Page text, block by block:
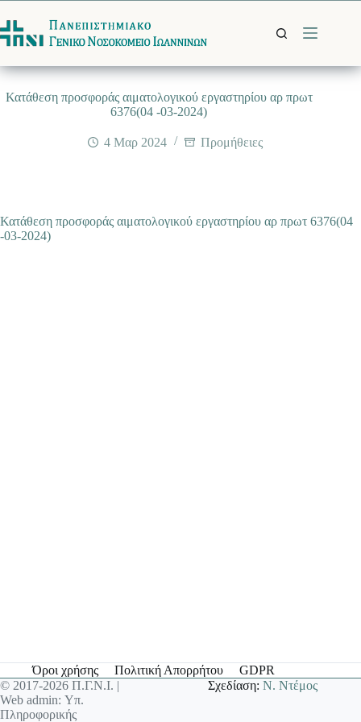
στο
περιεχόμενο
Κατάθεση προσφοράς αιματολογικού εργαστηρίου αρ πρωτ
6376(04 -03-2024)
4 Μαρ 2024 Προμήθειες
Κατάθεση προσφοράς αιματολογικού εργαστηρίου αρ πρωτ 6376(04
-03-2024)
Όροι χρήσης Πολιτική Απορρήτου
GDPR
© 2017-2026 Π.Γ.Ν.Ι. |
Web admin: Υπ.
Πληροφορικής
Σχεδίαση:Ν. Ντέμος